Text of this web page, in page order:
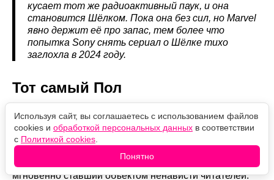
кусает тот же радиоактивный паук, и она
становится Шёлком. Пока она без сил, но Marvel
явно держит её про запас, тем более что
попытка Sony снять сериал о Шёлке тихо
заглохла в 2024 году.
Тот самый Пол
Отдельная приманка для фанатов комиксов — новый
парень Мэри Джейн, которого играет Эман Эсфанди
(«Асока»). По имени его не называют, но субтитры
подтверждают: это Пол — противоречивый персонаж,
появившийся в комиксах лишь в 2022 году и
мгновенно ставший объектом ненависти читателей.
Используя сайт, вы соглашаетесь с использованием файлов
cookies и обработкой персональных данных в соответствии
с Политикой cookies
Понятно